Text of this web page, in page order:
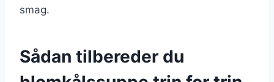
smag.
Sådan tilbereder du